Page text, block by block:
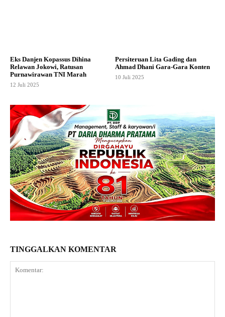
Eks Danjen Kopassus Dihina
Relawan Jokowi, Ratusan
Purnawirawan TNI Marah
12 Juli 2025
Persiteruan Lita Gading dan
Ahmad Dhani Gara-Gara Konten
10 Juli 2025
TINGGALKAN KOMENTAR